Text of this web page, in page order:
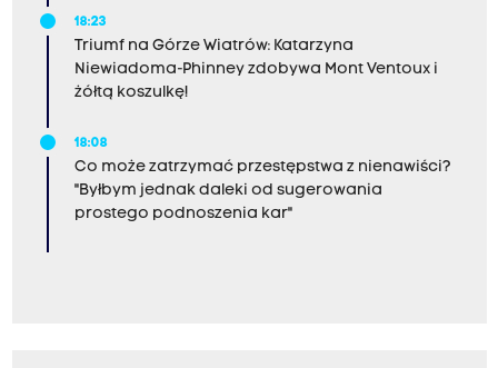
18:23
Triumf na Górze Wiatrów: Katarzyna
Niewiadoma-Phinney zdobywa Mont Ventoux i
żółtą koszulkę!
18:08
Co może zatrzymać przestępstwa z nienawiści?
"Byłbym jednak daleki od sugerowania
prostego podnoszenia kar"